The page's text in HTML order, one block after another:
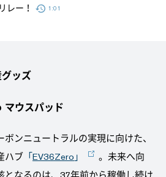
レー！ 1:01
ッズ
ウスパッド
ンニュートラルの実現に向けた、
ハブ 「EV36Zero 」
。未来へ向
となるのは、37年前から稼働し続け